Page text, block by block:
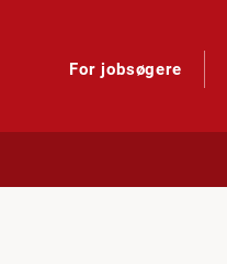
For jobsøgere